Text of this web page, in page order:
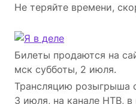
Не теряйте времени,
Билеты продаются на
мск субботы, 2 июля.
Трансляцию розыгрыша
3 июля, на канале НТВ,